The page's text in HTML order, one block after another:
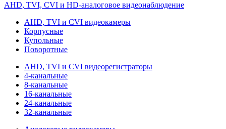
AHD, TVI, CVI и HD-аналоговое видеонаблюдение
AHD, TVI и CVI видеокамеры
Корпусные
Купольные
Поворотные
AHD, TVI и CVI видеорегистраторы
4-канальные
8-канальные
16-канальные
24-канальные
32-канальные